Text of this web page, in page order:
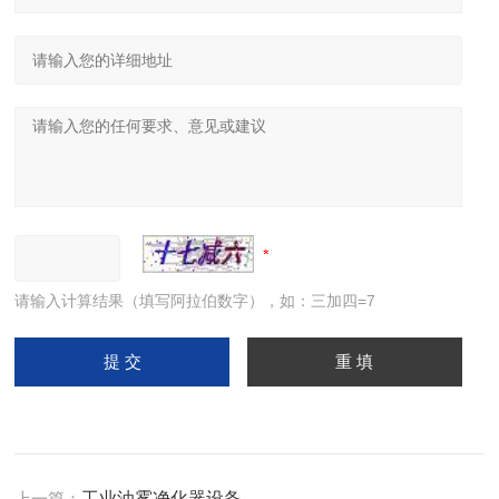
请输入计算结果（填写阿拉伯数字），如：三加四=7